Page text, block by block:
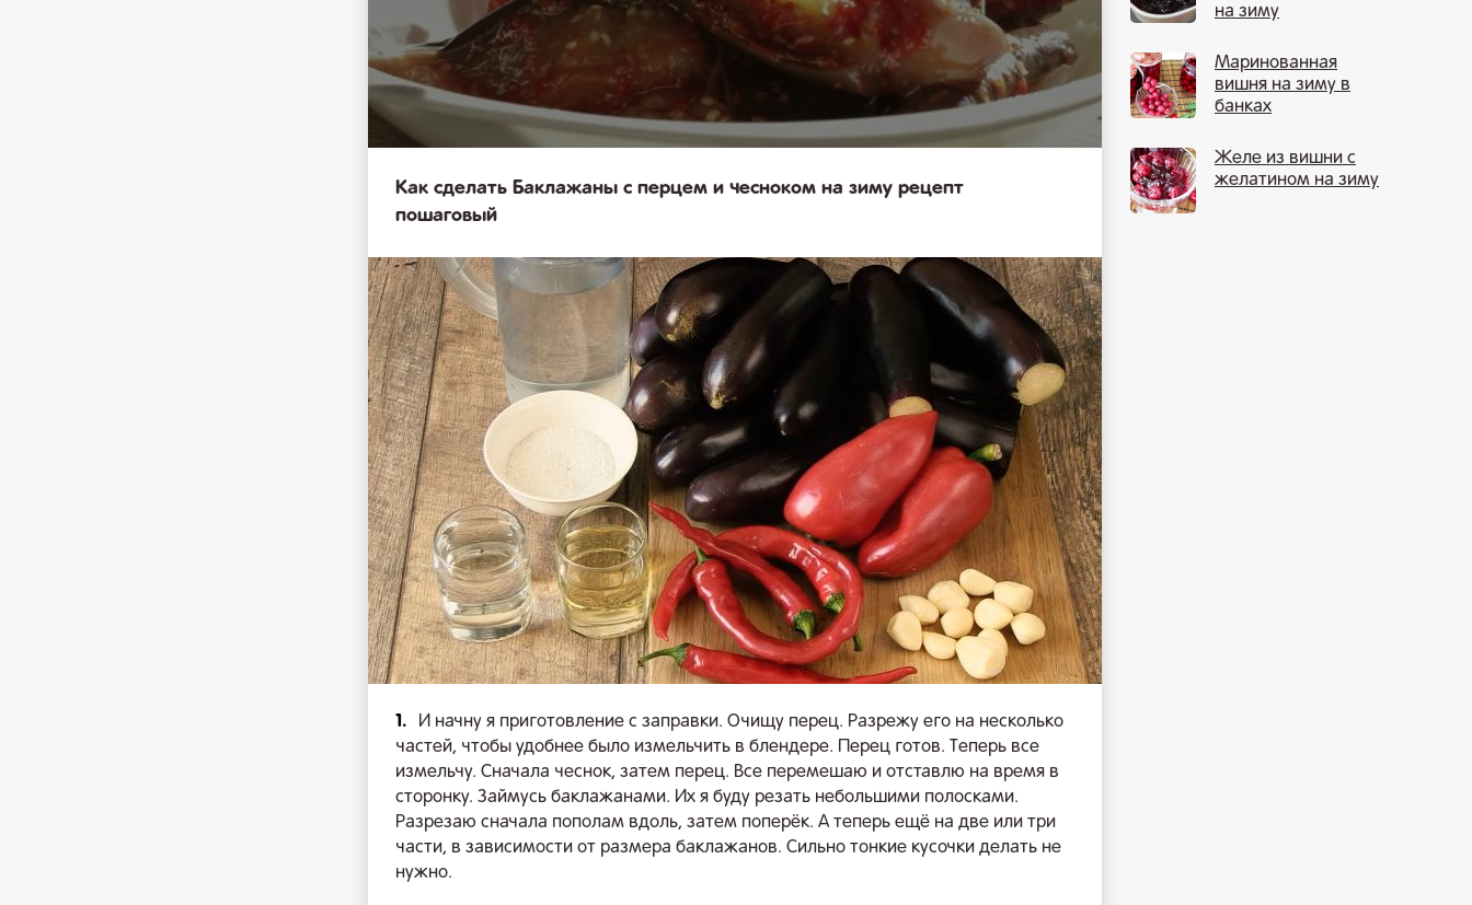
Как сделать Баклажаны с перцем и чесноком на зиму рецепт
пошаговый
1.
И начну я приготовление с заправки. Очищу перец. Разрежу его на несколько
частей, чтобы удобнее было измельчить в блендере. Перец готов. Теперь все
измельчу. Сначала чеснок, затем перец. Все перемешаю и отставлю на время в
сторонку. Займусь баклажанами. Их я буду резать небольшими полосками.
Разрезаю сначала пополам вдоль, затем поперёк. А теперь ещё на две или три
части, в зависимости от размера баклажанов. Сильно тонкие кусочки делать не
нужно.
на зиму
Маринованная
вишня на зиму в
банках
Желе из вишни с
желатином на зиму